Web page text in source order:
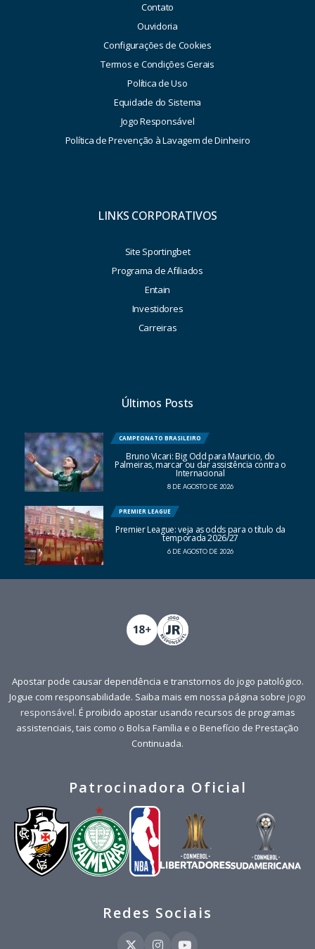
Contato
Ouvidoria
Configurações de Cookies
Termos e Condições Gerais
Política de Uso
Equidade do Sistema
Jogo Responsável
Política de Prevenção à Lavagem de Dinheiro
LINKS CORPORATIVOS
Site Sportingbet
Programa de Afiliados
Entain
Investidores
Carreiras
Últimos Posts
CAMPEONATO BRASILEIRO
Bruno Vicari: Big Odd para Mauricio, do
Palmeiras, marcar ou dar assistência contra o
Internacional
8 DE AGOSTO DE 2026
PREMIER LEAGUE
Premier League: veja as odds para o título da
temporada 2026/27
6 DE AGOSTO DE 2026
Apostar pode causar dependência e transtornos do jogo patológico.
Jogue com responsabilidade. Saiba mais em nossa página sobre jogo
responsável. É proibido apostar usando recursos de programas
assistenciais, tais como o Bolsa Família e o Benefício de Prestação
Continuada.
Patrocinadora Oficial
Redes Sociais